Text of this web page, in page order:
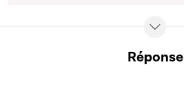
Réponse